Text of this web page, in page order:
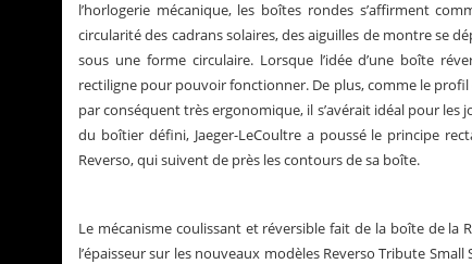
l’horlogerie mécanique, les boîtes rondes s’affirment
circularité des cadrans solaires, des aiguilles de montre se
sous une forme circulaire. Lorsque l’idée d’une boîte
rectiligne pour pouvoir fonctionner. De plus, comme le
par conséquent très ergonomique, il s’avérait idéal pour
du boîtier défini, Jaeger-LeCoultre a poussé le principe
Reverso, qui suivent de près les contours de sa boîte.
Le mécanisme coulissant et réversible fait de la boîte de la
l’épaisseur sur les nouveaux modèles Reverso Tribute